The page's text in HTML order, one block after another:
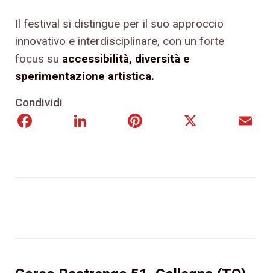
Il festival si distingue per il suo approccio
innovativo e interdisciplinare, con un forte
focus su accessibilità, diversità e
sperimentazione artistica.
Condividi
FacebookLinkedIn Pinterest